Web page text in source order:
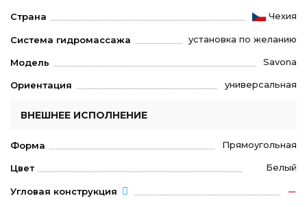
Страна Чехия
Система гидромассажа установка по желанию
Модель Savona
Ориентация универсальная
ВНЕШНЕЕ ИСПОЛНЕНИЕ
Форма Прямоугольная
Цвет Белый
Угловая конструкция